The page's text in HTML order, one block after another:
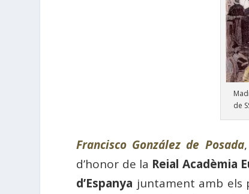
de
Francisco González de Posada
d’honor de la Reial Acadèmia
d’Espanya juntament amb els